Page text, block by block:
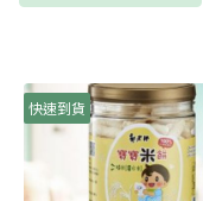
快速到貨